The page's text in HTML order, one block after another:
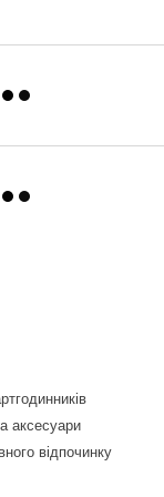
аксесуари
відпочинку